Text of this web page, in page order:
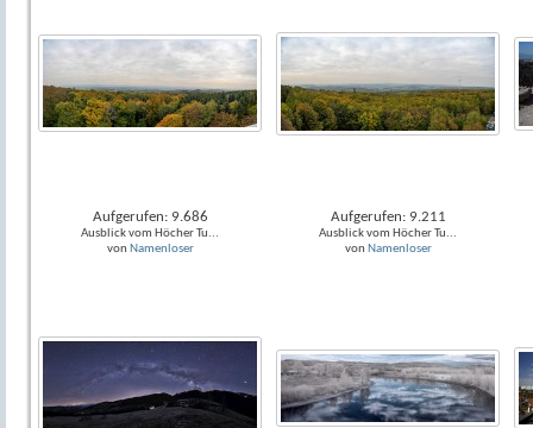
Aufgerufen: 9.686
Ausblick vom Höcher Tu...
von Namenloser
Aufgerufen: 9.211
Ausblick vom Höcher Tu...
von Namenloser